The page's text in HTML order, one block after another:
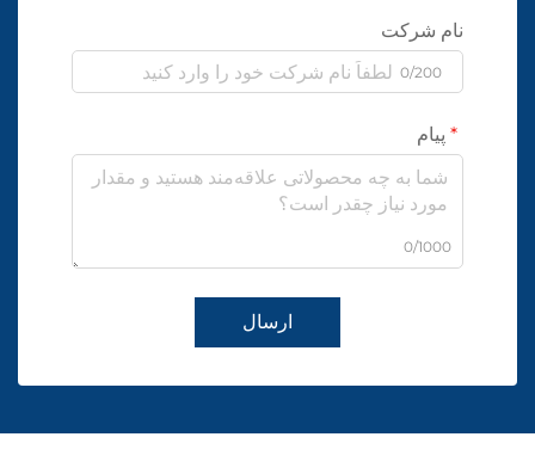
نام شرکت
0/200
پیام
0/1000
ارسال